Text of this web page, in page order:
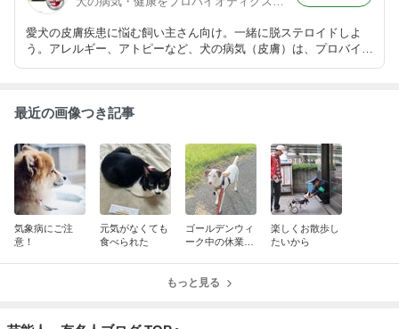
愛犬の皮膚疾患に悩む飼い主さん向け。一緒に脱ステロイドしよ
う。アレルギー、アトピーなど、犬の病気（皮膚）は、プロバイオ
CAで、劇的改善！大豆・卵アレルギーの子でも安心して、ご使用
最近の画像つき記事
気象病にご注
意！
元気がなくても
食べられた
ゴールデンウィ
ーク中の休業に
楽しくお散歩し
たいから
もっと見る